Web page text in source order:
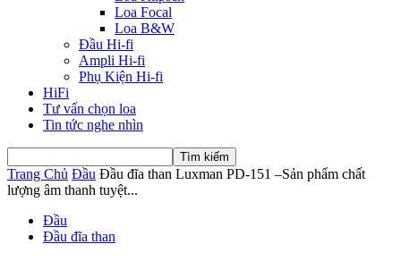
Loa Focal
Loa B&W
Đầu Hi-fi
Ampli Hi-fi
Phụ Kiện Hi-fi
HiFi
Tư vấn chọn loa
Tin tức nghe nhìn
Trang Chủ Đầu Đầu đĩa than Luxman PD-151 –Sản phẩm chất
lượng âm thanh tuyệt...
Đầu
Đầu đĩa than